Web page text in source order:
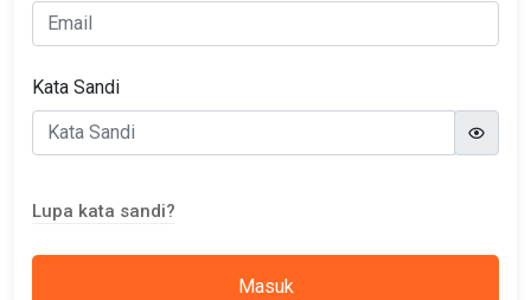
Kata Sandi
Lupa kata sandi?
Masuk